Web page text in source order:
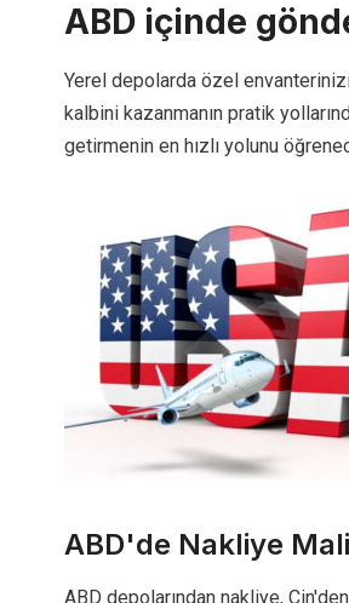
ABD içinde
Yerel depolarda özel
kalbini kazanmanın pratik
getirmenin en hızlı yolunu
ABD'de Nakliye
ABD depolarından nakliye,